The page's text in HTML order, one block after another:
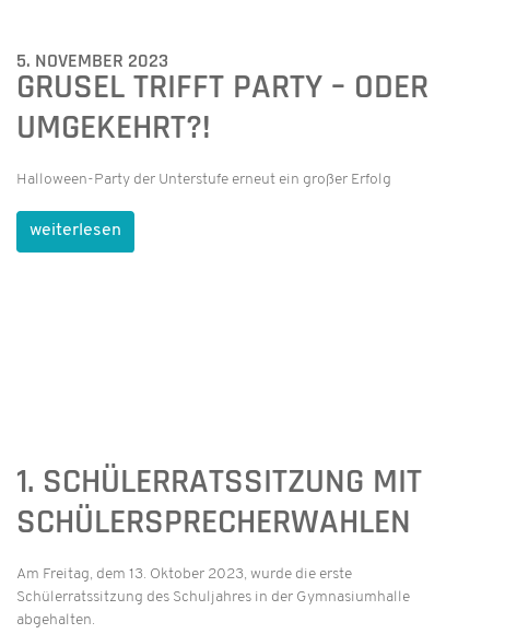
5. NOVEMBER 2023
GRUSEL TRIFFT PARTY – ODER
UMGEKEHRT?!
Halloween-Party der Unterstufe erneut ein großer Erfolg
weiterlesen
1. SCHÜLERRATSSITZUNG MIT
SCHÜLERSPRECHERWAHLEN
Am Freitag, dem 13. Oktober 2023, wurde die erste
Schülerratssitzung des Schuljahres in der Gymnasiumhalle
abgehalten.